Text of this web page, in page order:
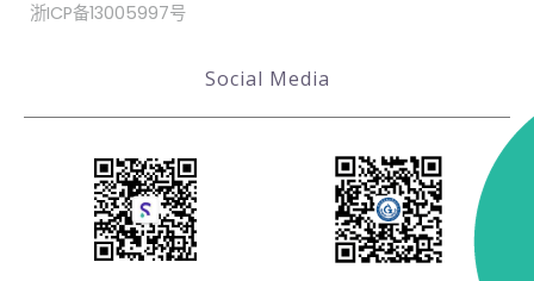
浙ICP备13005997号
Social Media